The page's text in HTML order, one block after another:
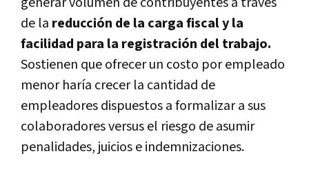
de la reducción de la carga fiscal y la
facilidad para la registración del trabajo.
Sostienen que ofrecer un costo por empleado
menor haría crecer la cantidad de
empleadores dispuestos a formalizar a sus
colaboradores versus el riesgo de asumir
penalidades, juicios e indemnizaciones.